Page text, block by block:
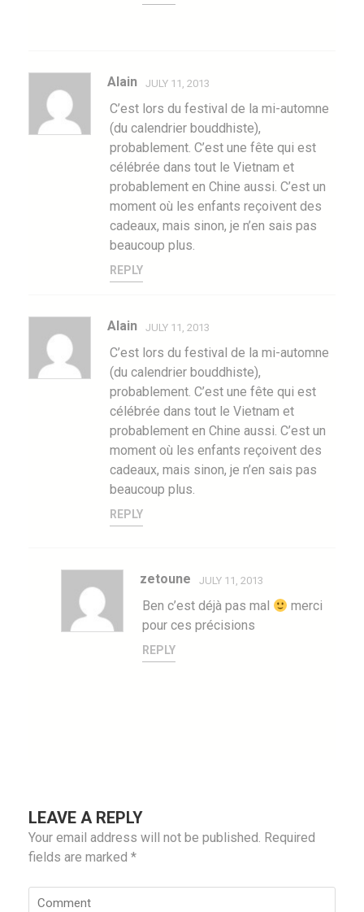
Alain JULY 11, 2013
C’est lors du festival de la mi-automne
(du calendrier bouddhiste),
probablement. C’est une fête qui est
célébrée dans tout le Vietnam et
probablement en Chine aussi. C’est un
moment où les enfants reçoivent des
cadeaux, mais sinon, je n’en sais pas
beaucoup plus.
REPLY
Alain JULY 11, 2013
C’est lors du festival de la mi-automne
(du calendrier bouddhiste),
probablement. C’est une fête qui est
célébrée dans tout le Vietnam et
probablement en Chine aussi. C’est un
moment où les enfants reçoivent des
cadeaux, mais sinon, je n’en sais pas
beaucoup plus.
REPLY
zetoune JULY 11, 2013
Ben c’est déjà pas mal
merci
pour ces précisions
REPLY
LEAVE A REPLY
Your email address will not be published. Required
fields are marked *
Comment